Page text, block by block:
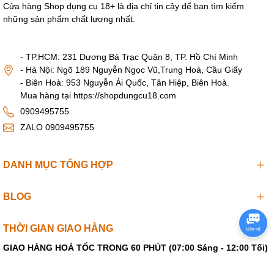
Sản phẩm dương vật giả có 2 size lớn (Mã dv139) và size
Xem thêm phiên bản dương vật giả sậm màu châu Á
loại sạc điện:Dương vật giả cao cấp da sậm giống thật
Cửa hàng Shop dụng cụ 18+ là địa chỉ tin cậy để bạn tìm kiếm
những sản phẩm chất lượng nhất.
- TP.HCM: 231 Dương Bá Trạc Quận 8, TP. Hồ Chí Minh
- Hà Nội: Ngõ 189 Nguyễn Ngọc Vũ,Trung Hoà, Cầu Giấy
- Biên Hoà: 953 Nguyễn Ái Quốc, Tân Hiệp, Biên Hoà.
Mua hàng tại https://shopdungcu18.com
0909495755
ZALO 0909495755
DANH MỤC TỔNG HỢP
BLOG
THỜI GIAN GIAO HÀNG
GIAO HÀNG HOẢ TỐC TRONG 60 PHÚT (07:00 Sáng - 12:00 Tối)